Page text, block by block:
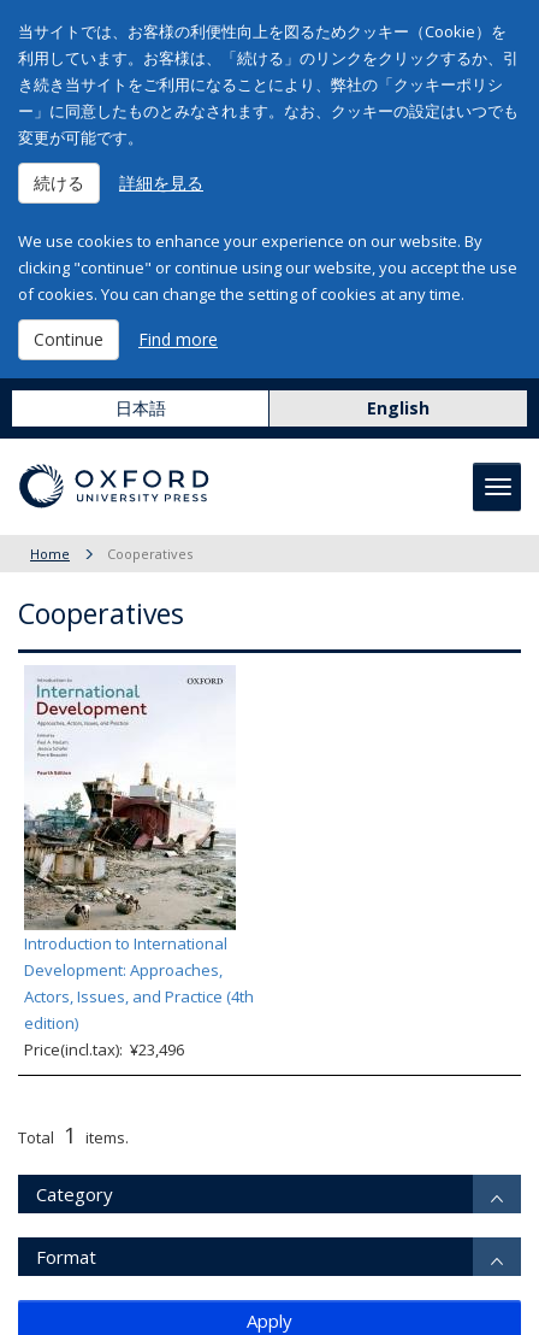
当サイトでは、お客様の利便性向上を図るためクッキー（Cookie）を
利用しています。お客様は、「続ける」のリンクをクリックするか、引
き続き当サイトをご利用になることにより、弊社の「クッキーポリシ
ー」に同意したものとみなされます。なお、クッキーの設定はいつでも
変更が可能です。
続ける 詳細を見る
We use cookies to enhance your experience on our website. By
clicking "continue" or continue using our website, you accept the use
of cookies. You can change the setting of cookies at any time.
Continue Find more
日本語 English
Home Cooperatives
Cooperatives
Introduction to International
Development: Approaches,
Actors, Issues, and Practice (4th
edition)
Price(incl.tax): ¥23,496
Total 1 items.
Category
Format
Apply